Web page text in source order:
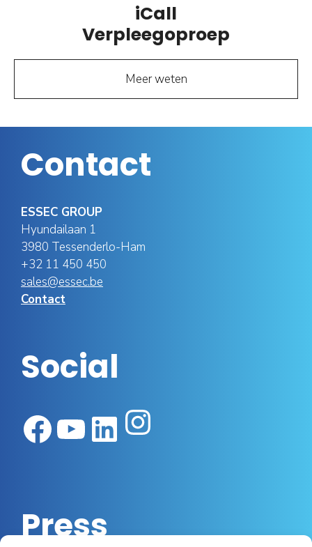
iCall
Verpleegoproep
Meer weten
Contact
ESSEC GROUP
Hyundailaan 1
3980 Tessenderlo-Ham
+32 11 450 450
sales@essec.be
Contact
Social
Facebook
YouTube
LinkedIn
Instagram
Press